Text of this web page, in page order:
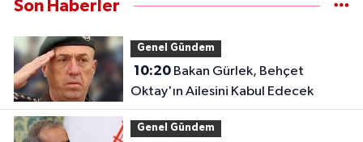
Son Haberler
Genel Gündem
10:20Bakan Gürlek, Behçet
Oktay'ın Ailesini Kabul Edecek
Genel Gündem